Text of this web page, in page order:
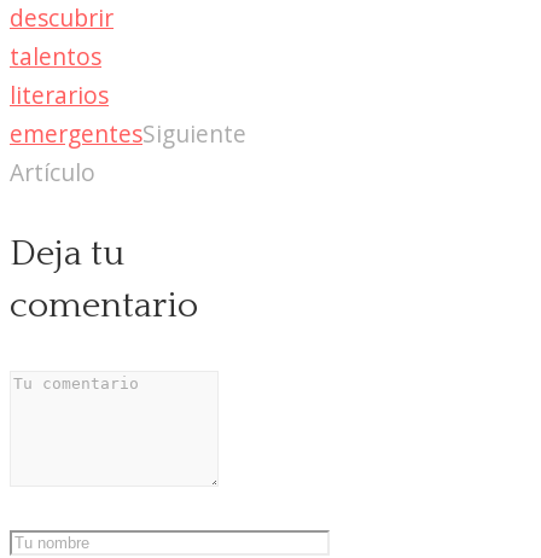
descubrir
talentos
literarios
emergentesSiguiente
Artículo
Deja tu
comentario